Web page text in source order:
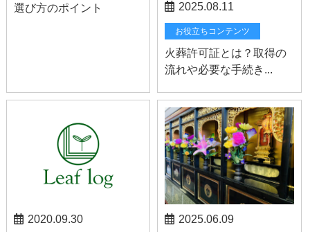
選び方のポイント
2025.08.11
お役立ちコンテンツ
火葬許可証とは？取得の
流れや必要な手続き...
2020.09.30 2025.06.09